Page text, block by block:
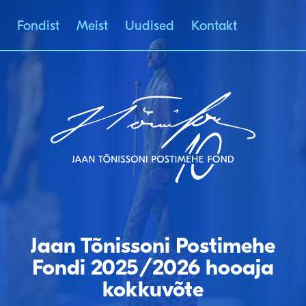
Fondist Meist Uudised Kontakt
JAAN TÕNISSONI
POSTIMEHE FOND
Jaan Tõnissoni Postimehe
Fondi 2025/2026 hooaja
kokkuvõte